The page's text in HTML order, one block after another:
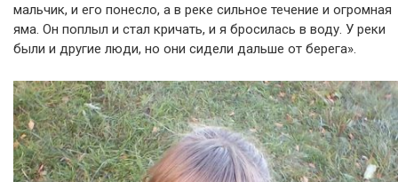
мальчик, и его понесло, а в реке сильное течение и огромная
яма. Он поплыл и стал кричать, и я бросилась в воду. У реки
были и другие люди, но они сидели дальше от берега».